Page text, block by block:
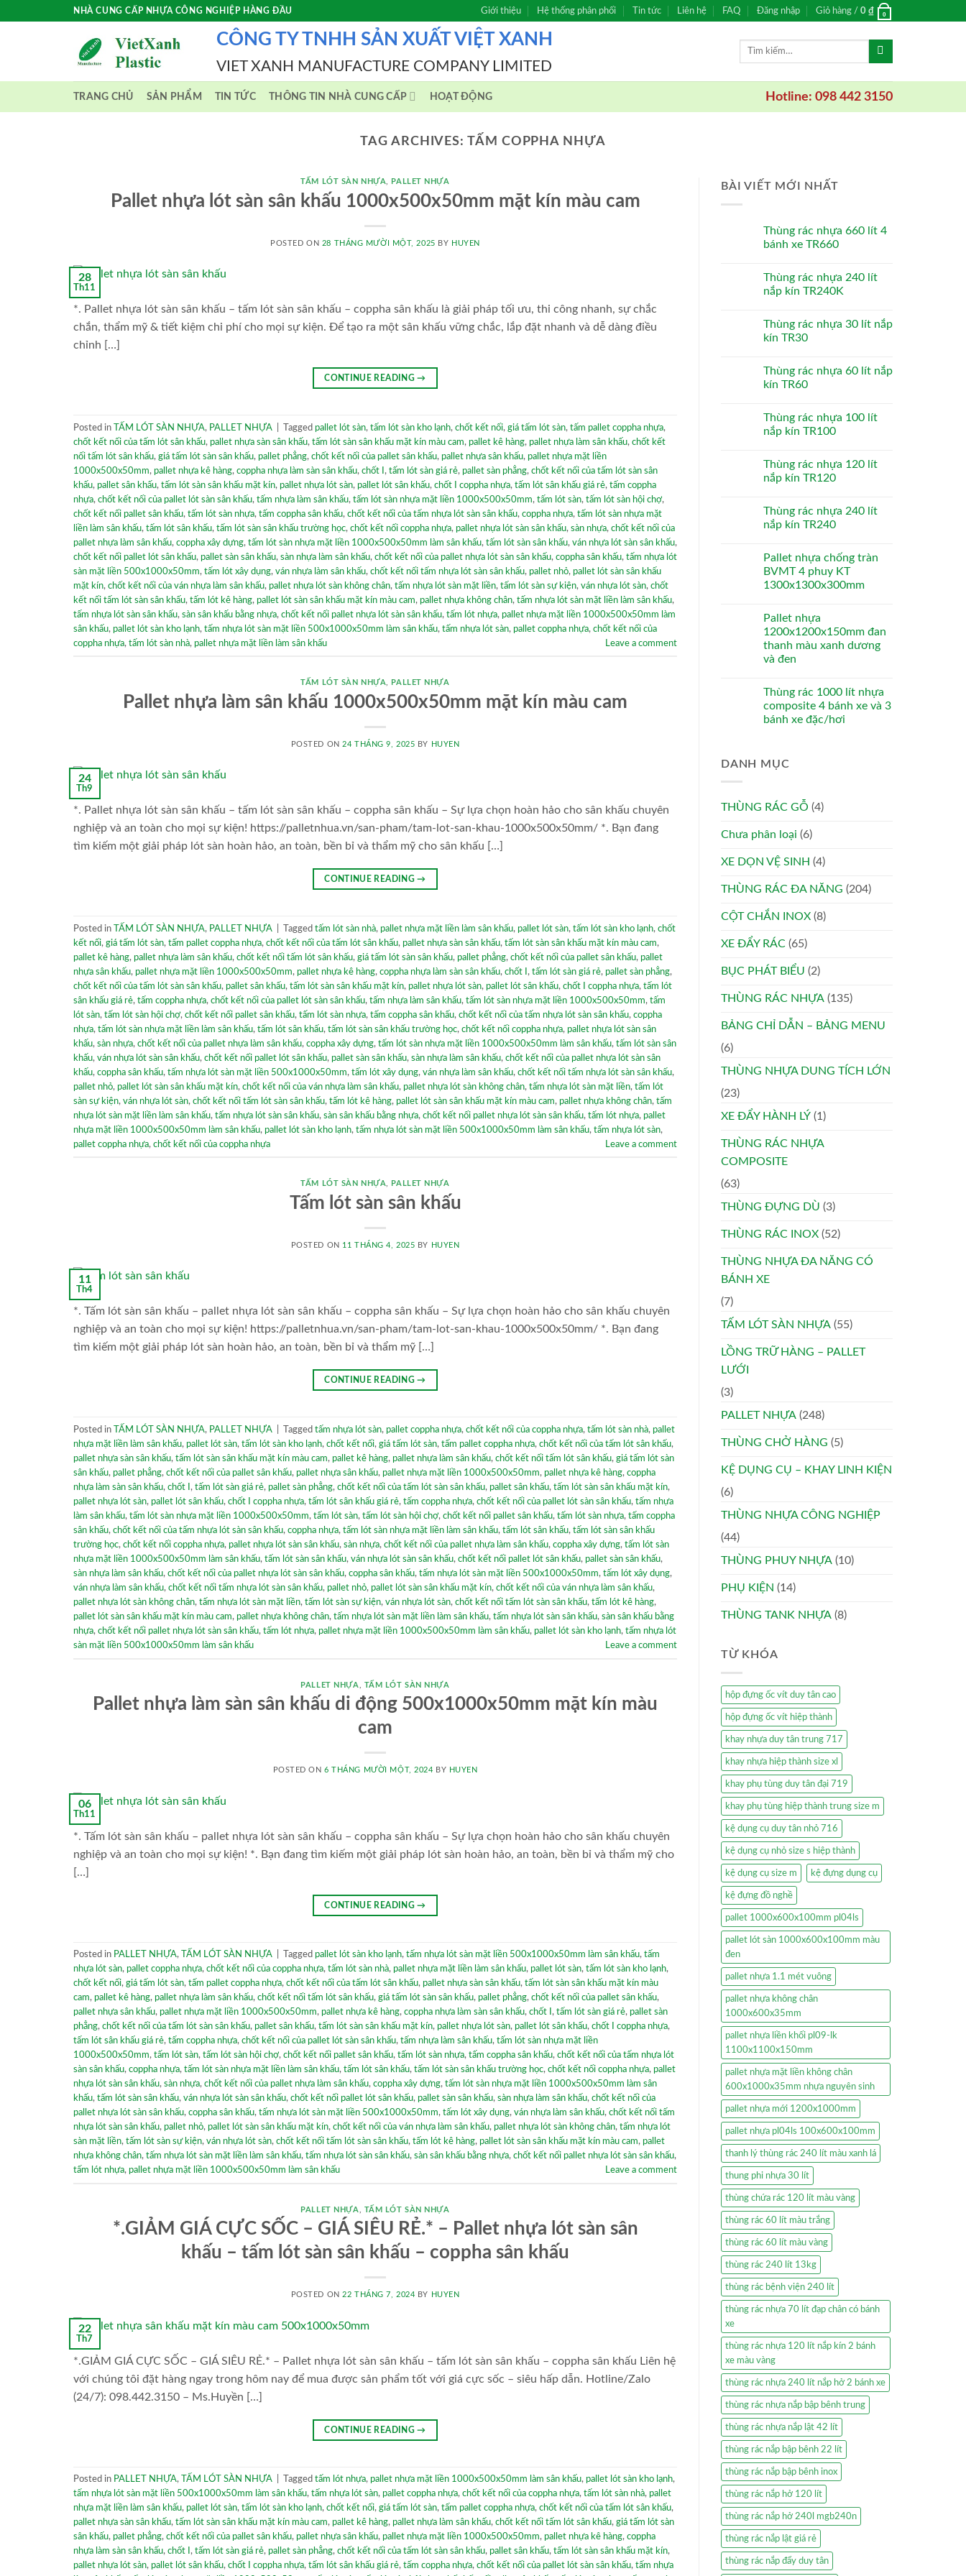
NHÀ CUNG CẤP NHỰA CÔNG NGHIỆP HÀNG ĐẦU Giới thiệu Hệ thống phân phối Tin tức Liên hệ FAQ Đăng nhập Giỏ hàng / 0 ₫ 0
CÔNG TY TNHH SẢN XUẤT VIỆT XANH
VIET XANH MANUFACTURE COMPANY LIMITED
Tìm
TRANG CHỦ SẢN PHẨM TIN TỨC THÔNG TIN NHÀ CUNG CẤP HOẠT ĐỘNG Hotline: 098 442 3150
TAG ARCHIVES:TẤM COPPHA NHỰA
TẤM LÓT SÀN NHỰA PALLET NHỰA
Pallet nhựa lót sàn sân khấu 1000x500x50mm mặt kín màu cam
POSTED ON 28 THÁNG MƯỜI MỘT, 2025 BY HUYEN
28
Th11
*. Pallet nhựa lót sàn sân khấu – tấm lót sàn sân khấu – coppha sân khấu là giải pháp tối ưu, thi công nhanh, sự chắc
chắn, thẩm mỹ & tiết kiệm chi phí cho mọi sự kiện. Để tạo ra một sân khấu vững chắc, lắp đặt nhanh và dễ dàng điều
chỉnh […]
CONTINUE READING→
Posted in TẤM LÓT SÀN NHỰA, PALLET NHỰA Tagged pallet lót sàn, tấm lót sàn kho lạnh, chốt kết nối, giá tấm lót sàn, tấm pallet coppha nhựa,
chốt kết nối của tấm lót sân khấu, pallet nhựa sàn sân khấu, tấm lót sàn sân khấu mặt kín màu cam, pallet kê hàng, pallet nhựa làm sân khấu, chốt kết
nối tấm lót sân khấu, giá tấm lót sàn sân khấu, pallet phẳng, chốt kết nối của pallet sân khấu, pallet nhựa sân khấu, pallet nhựa mặt liền
1000x500x50mm, pallet nhựa kê hàng, coppha nhựa làm sàn sân khấu, chốt I , tấm lót sàn giá rẻ, pallet sàn phẳng, chốt kết nối của tấm lót sàn sân
khấu, pallet sân khấu, tấm lót sàn sân khấu mặt kín, pallet nhựa lót sàn, pallet lót sân khấu, chốt I coppha nhựa, tấm lót sân khấu giá rẻ, tấm coppha
nhựa, chốt kết nối của pallet lót sàn sân khấu, tấm nhựa làm sân khấu, tấm lót sàn nhựa mặt liền 1000x500x50mm, tấm lót sàn, tấm lót sàn hội chợ,
chốt kết nối pallet sân khấu, tấm lót sàn nhựa, tấm coppha sân khấu, chốt kết nối của tấm nhựa lót sàn sân khấu, coppha nhựa, tấm lót sàn nhựa mặt
liền làm sân khấu, tấm lót sân khấu, tấm lót sàn sân khấu trường học, chốt kết nối coppha nhựa, pallet nhựa lót sàn sân khấu, sàn nhựa, chốt kết nối của
pallet nhựa làm sân khấu, coppha xây dựng, tấm lót sàn nhựa mặt liền 1000x500x50mm làm sân khấu, tấm lót sàn sân khấu, ván nhựa lót sàn sân khấu,
chốt kết nối pallet lót sân khấu, pallet sàn sân khấu, sàn nhựa làm sân khấu, chốt kết nối của pallet nhựa lót sàn sân khấu, coppha sân khấu, tấm nhựa lót
sàn mặt liền 500x1000x50mm, tấm lót xây dụng, ván nhựa làm sân khấu, chốt kết nối tấm nhựa lót sàn sân khấu, pallet nhỏ, pallet lót sàn sân khấu
mặt kín, chốt kết nối của ván nhựa làm sân khấu, pallet nhựa lót sàn không chân, tấm nhựa lót sàn mặt liền, tấm lót sàn sự kiện, ván nhựa lót sàn, chốt
kết nối tấm lót sàn sân khấu, tấm lót kê hàng, pallet lót sàn sân khấu mặt kín màu cam, pallet nhựa không chân, tấm nhựa lót sàn mặt liền làm sân khấu,
tấm nhựa lót sàn sân khấu, sàn sân khấu bằng nhựa, chốt kết nối pallet nhựa lót sàn sân khấu, tấm lót nhựa, pallet nhựa mặt liền 1000x500x50mm làm
sân khấu, pallet lót sàn kho lạnh, tấm nhựa lót sàn mặt liền 500x1000x50mm làm sân khấu, tấm nhựa lót sàn, pallet coppha nhựa, chốt kết nối của
coppha nhựa, tấm lót sàn nhà, pallet nhựa mặt liền làm sân khấu Leave a comment
TẤM LÓT SÀN NHỰA, PALLET NHỰA
Pallet nhựa làm sân khấu 1000x500x50mm mặt kín màu cam
POSTED ON24 THÁNG 9, 2025 BY HUYEN
24
Th9
*. Pallet nhựa lót sàn sân khấu – tấm lót sàn sân khấu – coppha sân khấu – Sự lựa chọn hoàn hảo cho sân khấu chuyên
nghiệp và an toàn cho mọi sự kiện! https://palletnhua.vn/san-pham/tam-lot-san-khau-1000x500x50mm/ *. Bạn đang
tìm kiếm một giải pháp lót sàn hoàn hảo, an toàn, bền bỉ và thẩm mỹ cho sân khấu […]
CONTINUE READING→
Posted in TẤM LÓT SÀN NHỰA, PALLET NHỰA Tagged tấm lót sàn nhà, pallet nhựa mặt liền làm sân khấu, pallet lót sàn, tấm lót sàn kho lạnh, chốt
kết nối, giá tấm lót sàn, tấm pallet coppha nhựa, chốt kết nối của tấm lót sân khấu, pallet nhựa sàn sân khấu, tấm lót sàn sân khấu mặt kín màu cam,
pallet kê hàng, pallet nhựa làm sân khấu, chốt kết nối tấm lót sân khấu, giá tấm lót sàn sân khấu, pallet phẳng, chốt kết nối của pallet sân khấu, pallet
nhựa sân khấu, pallet nhựa mặt liền 1000x500x50mm, pallet nhựa kê hàng, coppha nhựa làm sàn sân khấu, chốt I , tấm lót sàn giá rẻ, pallet sàn phẳng,
chốt kết nối của tấm lót sàn sân khấu, pallet sân khấu, tấm lót sàn sân khấu mặt kín, pallet nhựa lót sàn, pallet lót sân khấu, chốt I coppha nhựa, tấm lót
sân khấu giá rẻ, tấm coppha nhựa, chốt kết nối của pallet lót sàn sân khấu, tấm nhựa làm sân khấu, tấm lót sàn nhựa mặt liền 1000x500x50mm, tấm
lót sàn, tấm lót sàn hội chợ, chốt kết nối pallet sân khấu, tấm lót sàn nhựa, tấm coppha sân khấu, chốt kết nối của tấm nhựa lót sàn sân khấu, coppha
nhựa, tấm lót sàn nhựa mặt liền làm sân khấu, tấm lót sân khấu, tấm lót sàn sân khấu trường học, chốt kết nối coppha nhựa, pallet nhựa lót sàn sân
khấu, sàn nhựa, chốt kết nối của pallet nhựa làm sân khấu, coppha xây dựng, tấm lót sàn nhựa mặt liền 1000x500x50mm làm sân khấu, tấm lót sàn sân
khấu, ván nhựa lót sàn sân khấu, chốt kết nối pallet lót sân khấu, pallet sàn sân khấu, sàn nhựa làm sân khấu, chốt kết nối của pallet nhựa lót sàn sân
khấu, coppha sân khấu, tấm nhựa lót sàn mặt liền 500x1000x50mm, tấm lót xây dụng, ván nhựa làm sân khấu, chốt kết nối tấm nhựa lót sàn sân khấu,
pallet nhỏ, pallet lót sàn sân khấu mặt kín, chốt kết nối của ván nhựa làm sân khấu, pallet nhựa lót sàn không chân, tấm nhựa lót sàn mặt liền, tấm lót
sàn sự kiện, ván nhựa lót sàn, chốt kết nối tấm lót sàn sân khấu, tấm lót kê hàng, pallet lót sàn sân khấu mặt kín màu cam, pallet nhựa không chân, tấm
nhựa lót sàn mặt liền làm sân khấu, tấm nhựa lót sàn sân khấu, sàn sân khấu bằng nhựa, chốt kết nối pallet nhựa lót sàn sân khấu, tấm lót nhựa, pallet
nhựa mặt liền 1000x500x50mm làm sân khấu, pallet lót sàn kho lạnh, tấm nhựa lót sàn mặt liền 500x1000x50mm làm sân khấu, tấm nhựa lót sàn,
pallet coppha nhựa, chốt kết nối của coppha nhựa Leave a comment
TẤM LÓT SÀN NHỰA, PALLET NHỰA
Tấm lót sàn sân khấu
POSTED ON 11 THÁNG 4, 2025 BY HUYEN
11
Th4
*. Tấm lót sàn sân khấu – pallet nhựa lót sàn sân khấu – coppha sân khấu – Sự lựa chọn hoàn hảo cho sân khấu chuyên
nghiệp và an toàn cho mọi sự kiện! https://palletnhua.vn/san-pham/tam-lot-san-khau-1000x500x50mm/ *. Bạn đang
tìm kiếm một giải pháp lót sàn hoàn hảo, an toàn, bền bỉ và thẩm mỹ […]
CONTINUE READING→
Posted in TẤM LÓT SÀN NHỰA, PALLET NHỰA Tagged tấm nhựa lót sàn, pallet coppha nhựa, chốt kết nối của coppha nhựa, tấm lót sàn nhà, pallet
nhựa mặt liền làm sân khấu, pallet lót sàn, tấm lót sàn kho lạnh, chốt kết nối, giá tấm lót sàn, tấm pallet coppha nhựa, chốt kết nối của tấm lót sân khấu,
pallet nhựa sàn sân khấu, tấm lót sàn sân khấu mặt kín màu cam, pallet kê hàng, pallet nhựa làm sân khấu, chốt kết nối tấm lót sân khấu, giá tấm lót sàn
sân khấu, pallet phẳng, chốt kết nối của pallet sân khấu, pallet nhựa sân khấu, pallet nhựa mặt liền 1000x500x50mm, pallet nhựa kê hàng, coppha
nhựa làm sàn sân khấu, chốt I , tấm lót sàn giá rẻ, pallet sàn phẳng, chốt kết nối của tấm lót sàn sân khấu, pallet sân khấu, tấm lót sàn sân khấu mặt kín,
pallet nhựa lót sàn, pallet lót sân khấu, chốt I coppha nhựa, tấm lót sân khấu giá rẻ, tấm coppha nhựa, chốt kết nối của pallet lót sàn sân khấu, tấm nhựa
làm sân khấu, tấm lót sàn nhựa mặt liền 1000x500x50mm, tấm lót sàn, tấm lót sàn hội chợ, chốt kết nối pallet sân khấu, tấm lót sàn nhựa, tấm coppha
sân khấu, chốt kết nối của tấm nhựa lót sàn sân khấu, coppha nhựa, tấm lót sàn nhựa mặt liền làm sân khấu, tấm lót sân khấu, tấm lót sàn sân khấu
trường học, chốt kết nối coppha nhựa, pallet nhựa lót sàn sân khấu, sàn nhựa, chốt kết nối của pallet nhựa làm sân khấu, coppha xây dựng, tấm lót sàn
nhựa mặt liền 1000x500x50mm làm sân khấu, tấm lót sàn sân khấu, ván nhựa lót sàn sân khấu, chốt kết nối pallet lót sân khấu, pallet sàn sân khấu,
sàn nhựa làm sân khấu, chốt kết nối của pallet nhựa lót sàn sân khấu, coppha sân khấu, tấm nhựa lót sàn mặt liền 500x1000x50mm, tấm lót xây dụng,
ván nhựa làm sân khấu, chốt kết nối tấm nhựa lót sàn sân khấu, pallet nhỏ, pallet lót sàn sân khấu mặt kín, chốt kết nối của ván nhựa làm sân khấu,
pallet nhựa lót sàn không chân, tấm nhựa lót sàn mặt liền, tấm lót sàn sự kiện, ván nhựa lót sàn, chốt kết nối tấm lót sàn sân khấu, tấm lót kê hàng,
pallet lót sàn sân khấu mặt kín màu cam, pallet nhựa không chân, tấm nhựa lót sàn mặt liền làm sân khấu, tấm nhựa lót sàn sân khấu, sàn sân khấu bằng
nhựa, chốt kết nối pallet nhựa lót sàn sân khấu, tấm lót nhựa, pallet nhựa mặt liền 1000x500x50mm làm sân khấu, pallet lót sàn kho lạnh, tấm nhựa lót
sàn mặt liền 500x1000x50mm làm sân khấu
Leave a comment
PALLET NHỰA TẤM LÓT SÀN NHỰA
Pallet nhựa làm sàn sân khấu di động 500x1000x50mm mặt kín màu
cam
POSTED ON6 THÁNG MƯỜI MỘT, 2024 BY HUYEN
06
Th11
*. Tấm lót sàn sân khấu – pallet nhựa lót sàn sân khấu – coppha sân khấu – Sự lựa chọn hoàn hảo cho sân khấu chuyên
nghiệp và an toàn cho mọi sự kiện! *. Bạn đang tìm kiếm một giải pháp lót sàn hoàn hảo, an toàn, bền bỉ và thẩm mỹ cho
[…]
CONTINUE READING→
Posted in PALLET NHỰA, TẤM LÓT SÀN NHỰA Tagged pallet lót sàn kho lạnh, tấm nhựa lót sàn mặt liền 500x1000x50mm làm sân khấu, tấm
nhựa lót sàn, pallet coppha nhựa, chốt kết nối của coppha nhựa, tấm lót sàn nhà, pallet nhựa mặt liền làm sân khấu, pallet lót sàn, tấm lót sàn kho lạnh,
chốt kết nối, giá tấm lót sàn, tấm pallet coppha nhựa, chốt kết nối của tấm lót sân khấu, pallet nhựa sàn sân khấu, tấm lót sàn sân khấu mặt kín màu
cam, pallet kê hàng, pallet nhựa làm sân khấu, chốt kết nối tấm lót sân khấu, giá tấm lót sàn sân khấu, pallet phẳng, chốt kết nối của pallet sân khấu,
pallet nhựa sân khấu, pallet nhựa mặt liền 1000x500x50mm, pallet nhựa kê hàng, coppha nhựa làm sàn sân khấu, chốt I , tấm lót sàn giá rẻ, pallet sàn
phẳng, chốt kết nối của tấm lót sàn sân khấu, pallet sân khấu, tấm lót sàn sân khấu mặt kín, pallet nhựa lót sàn, pallet lót sân khấu, chốt I coppha nhựa,
tấm lót sân khấu giá rẻ, tấm coppha nhựa, chốt kết nối của pallet lót sàn sân khấu, tấm nhựa làm sân khấu, tấm lót sàn nhựa mặt liền
1000x500x50mm, tấm lót sàn, tấm lót sàn hội chợ, chốt kết nối pallet sân khấu, tấm lót sàn nhựa, tấm coppha sân khấu, chốt kết nối của tấm nhựa lót
sàn sân khấu, coppha nhựa, tấm lót sàn nhựa mặt liền làm sân khấu, tấm lót sân khấu, tấm lót sàn sân khấu trường học, chốt kết nối coppha nhựa, pallet
nhựa lót sàn sân khấu, sàn nhựa, chốt kết nối của pallet nhựa làm sân khấu, coppha xây dựng, tấm lót sàn nhựa mặt liền 1000x500x50mm làm sân
khấu, tấm lót sàn sân khấu, ván nhựa lót sàn sân khấu, chốt kết nối pallet lót sân khấu, pallet sàn sân khấu, sàn nhựa làm sân khấu, chốt kết nối của
pallet nhựa lót sàn sân khấu, coppha sân khấu, tấm nhựa lót sàn mặt liền 500x1000x50mm, tấm lót xây dụng, ván nhựa làm sân khấu, chốt kết nối tấm
nhựa lót sàn sân khấu, pallet nhỏ, pallet lót sàn sân khấu mặt kín, chốt kết nối của ván nhựa làm sân khấu, pallet nhựa lót sàn không chân, tấm nhựa lót
sàn mặt liền, tấm lót sàn sự kiện, ván nhựa lót sàn, chốt kết nối tấm lót sàn sân khấu, tấm lót kê hàng, pallet lót sàn sân khấu mặt kín màu cam, pallet
nhựa không chân, tấm nhựa lót sàn mặt liền làm sân khấu, tấm nhựa lót sàn sân khấu, sàn sân khấu bằng nhựa, chốt kết nối pallet nhựa lót sàn sân khấu,
tấm lót nhựa, pallet nhựa mặt liền 1000x500x50mm làm sân khấu Leave a comment
PALLET NHỰA TẤM LÓT SÀN NHỰA
*.GIẢM GIÁ CỰC SỐC – GIÁ SIÊU RẺ.* – Pallet nhựa lót sàn sân
khấu – tấm lót sàn sân khấu – coppha sân khấu
POSTED ON22 THÁNG 7, 2024 BY HUYEN
22
Th7
*.GIẢM GIÁ CỰC SỐC – GIÁ SIÊU RẺ.* – Pallet nhựa lót sàn sân khấu – tấm lót sàn sân khấu – coppha sân khấu Liên hệ
với chúng tôi đặt hàng ngay trong hôm nay để mua được sản phẩm tốt với giá cực sốc – siêu hấp dẫn. Hotline/Zalo
(24/7): 098.442.3150 – Ms.Huyền […]
CONTINUE READING→
Posted in PALLET NHỰA, TẤM LÓT SÀN NHỰA Tagged tấm lót nhựa, pallet nhựa mặt liền 1000x500x50mm làm sân khấu, pallet lót sàn kho lạnh,
tấm nhựa lót sàn mặt liền 500x1000x50mm làm sân khấu, tấm nhựa lót sàn, pallet coppha nhựa, chốt kết nối của coppha nhựa, tấm lót sàn nhà, pallet
nhựa mặt liền làm sân khấu, pallet lót sàn, tấm lót sàn kho lạnh, chốt kết nối, giá tấm lót sàn, tấm pallet coppha nhựa, chốt kết nối của tấm lót sân khấu,
pallet nhựa sàn sân khấu, tấm lót sàn sân khấu mặt kín màu cam, pallet kê hàng, pallet nhựa làm sân khấu, chốt kết nối tấm lót sân khấu, giá tấm lót sàn
sân khấu, pallet phẳng, chốt kết nối của pallet sân khấu, pallet nhựa sân khấu, pallet nhựa mặt liền 1000x500x50mm, pallet nhựa kê hàng, coppha
nhựa làm sàn sân khấu, chốt I , tấm lót sàn giá rẻ, pallet sàn phẳng, chốt kết nối của tấm lót sàn sân khấu, pallet sân khấu, tấm lót sàn sân khấu mặt kín,
pallet nhựa lót sàn, pallet lót sân khấu, chốt I coppha nhựa, tấm lót sân khấu giá rẻ, tấm coppha nhựa, chốt kết nối của pallet lót sàn sân khấu, tấm nhựa
BÀI VIẾT MỚI NHẤT
Thùng rác nhựa 660 lít 4
bánh xe TR660
Thùng rác nhựa 240 lít
nắp kín TR240K
Thùng rác nhựa 30 lít nắp
kín TR30
Thùng rác nhựa 60 lít nắp
kín TR60
Thùng rác nhựa 100 lít
nắp kín TR100
Thùng rác nhựa 120 lít
nắp kín TR120
Thùng rác nhựa 240 lít
nắp kín TR240
Pallet nhựa chống tràn
BVMT 4 phuy KT
1300x1300x300mm
Pallet nhựa
1200x1200x150mm đan
thanh màu xanh dương
và đen
Thùng rác 1000 lít nhựa
composite 4 bánh xe và 3
bánh xe đặc/hơi
DANH MỤC
THÙNG RÁC GỖ (4)
Chưa phân loại (6)
XE DỌN VỆ SINH (4)
THÙNG RÁC ĐA NĂNG (204)
CỘT CHẮN INOX (8)
XE ĐẨY RÁC (65)
BỤC PHÁT BIỂU (2)
THÙNG RÁC NHỰA (135)
BẢNG CHỈ DẪN – BẢNG MENU
(6)
THÙNG NHỰA DUNG TÍCH LỚN
(23)
XE ĐẨY HÀNH LÝ (1)
THÙNG RÁC NHỰA
COMPOSITE
(63)
THÙNG ĐỰNG DÙ (3)
THÙNG RÁC INOX (52)
THÙNG NHỰA ĐA NĂNG CÓ
BÁNH XE
(7)
TẤM LÓT SÀN NHỰA (55)
LỒNG TRỮ HÀNG – PALLET
LƯỚI
(3)
PALLET NHỰA (248)
THÙNG CHỞ HÀNG (5)
KỆ DỤNG CỤ – KHAY LINH KIỆN
(6)
THÙNG NHỰA CÔNG NGHIỆP
(44)
THÙNG PHUY NHỰA (10)
PHỤ KIỆN (14)
THÙNG TANK NHỰA (8)
TỪ KHÓA
hộp đựng ốc vít duy tân cao
hộp đựng ốc vít hiệp thành
khay nhựa duy tân trung 717
khay nhựa hiệp thành size xl
khay phụ tùng duy tân đại 719
khay phụ tùng hiệp thành trung size m
kệ dụng cụ duy tân nhỏ 716
kệ dụng cụ nhỏ size s hiệp thành
kệ dụng cụ size m kệ đựng dụng cụ
kệ đựng đồ nghề
pallet 1000x600x100mm pl04ls
pallet lót sàn 1000x600x100mm màu
đen
pallet nhựa 1.1 mét vuông
pallet nhựa không chân
1000x600x35mm
pallet nhựa liền khối pl09-lk
1100x1100x150mm
pallet nhựa mặt liền không chân
600x1000x35mm nhựa nguyên sinh
pallet nhựa mới 1200x1000mm
pallet nhựa pl04ls 100x600x100mm
thanh lý thùng rác 240 lít màu xanh lá
thung phi nhựa 30 lít
thùng chứa rác 120 lít màu vàng
thùng rác 60 lít màu trắng
thùng rác 60 lít màu vàng
thùng rác 240 lít 13kg
thùng rác bệnh viện 240 lít
thùng rác nhựa 70 lít đạp chân có bánh
xe
thùng rác nhựa 120 lít nắp kín 2 bánh
xe màu vàng
thùng rác nhựa 240 lít nắp hở 2 bánh xe
thùng rác nhựa nắp bập bênh trung
thùng rác nhựa nắp lật 42 lít
thùng rác nắp bập bênh 22 lít
thùng rác nắp bập bênh inox
thùng rác nắp hở 120 lít
thùng rác nắp hở 240l mgb240n
thùng rác nắp lật giá rẻ
thùng rác nắp đẩy duy tân